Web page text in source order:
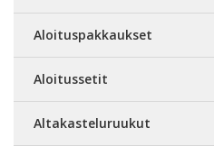
Aloituspakkaukset
Aloitussetit
Altakasteluruukut